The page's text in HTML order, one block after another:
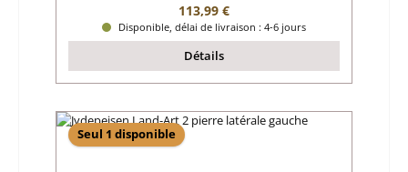
Prix régulier :
113,99 €
Disponible, délai de livraison : 4-6 jours
Détails
Seul 1 disponible